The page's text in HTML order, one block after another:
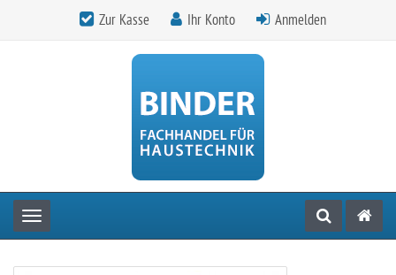
Zur Kasse Ihr Konto Anmelden
Toggle navigation